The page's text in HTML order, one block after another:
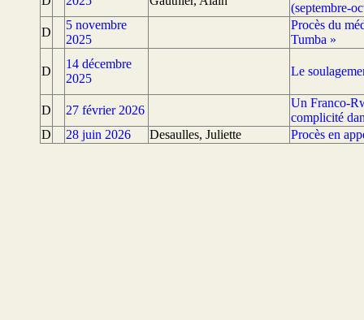
(septembre-
D
5 novembre
2025
Procès du
Tumba »
D
14 décembre
2025
Le
D 27 février 2026
Un Franco-
complicité
D
28 juin 2026 Desaulles, Juliette Procès en